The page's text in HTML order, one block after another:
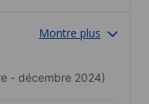
Montre plus
- décembre 2024)